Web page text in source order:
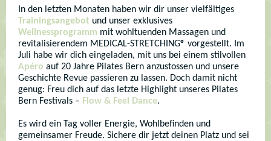
In den letzten Monaten haben wir dir unser vielfältiges
Trainingsangebot und unser exklusives
Wellnessprogramm mit wohltuenden Massagen und
revitalisierendem MEDICAL-STRETCHING® vorgestellt.
Im
Juli habe wir dich eingeladen, mit uns bei einem stilvollen
Apéro auf 20 Jahre Pilates Bern anzustossen und unsere
Geschichte Revue passieren zu lassen. Doch damit nicht
genug: Freu dich auf das letzte Highlight unseres Pilates
Bern Festivals – Flow & Feel Dance.
Es wird ein Tag voller Energie, Wohlbefinden und
gemeinsamer Freude. Sichere dir jetzt deinen Platz und sei